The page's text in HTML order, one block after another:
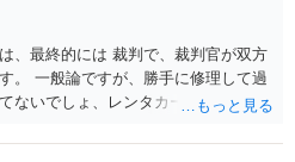
、最終的には 裁判で、裁判官が双方
。 一般論ですが、勝手に修理して過
ないでしょ、レンタカーもいらない
問は抽象的すぎるというか、何を基